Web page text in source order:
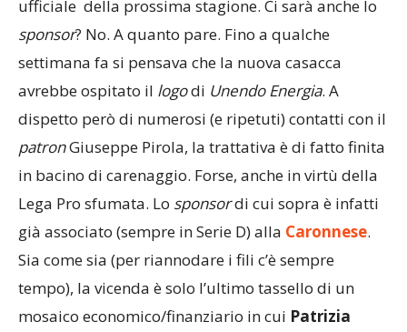
ufficiale della prossima stagione. Ci sarà anche lo
sponsor? No. A quanto pare. Fino a qualche
settimana fa si pensava che la nuova casacca
avrebbe ospitato il logodi Unendo Energia. A
dispetto però di numerosi (e ripetuti) contatti con il
patronGiuseppe Pirola, la trattativa è di fatto finita
in bacino di carenaggio. Forse, anche in virtù della
Lega Pro sfumata. Lo sponsordi cui sopra è infatti
già associato (sempre in Serie D) alla Caronnese.
Sia come sia (per riannodare i fili c’è sempre
tempo), la vicenda è solo l’ultimo tassello di un
mosaico economico/finanziario in cui Patrizia